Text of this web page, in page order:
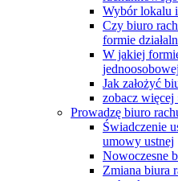
Wybór lokalu
Czy biuro
formie
W jakiej
Jak założyć
zobacz więcej
Prowadzę biuro
Świadczenie
umowy ustnej
Nowoczesne
Zmiana biura